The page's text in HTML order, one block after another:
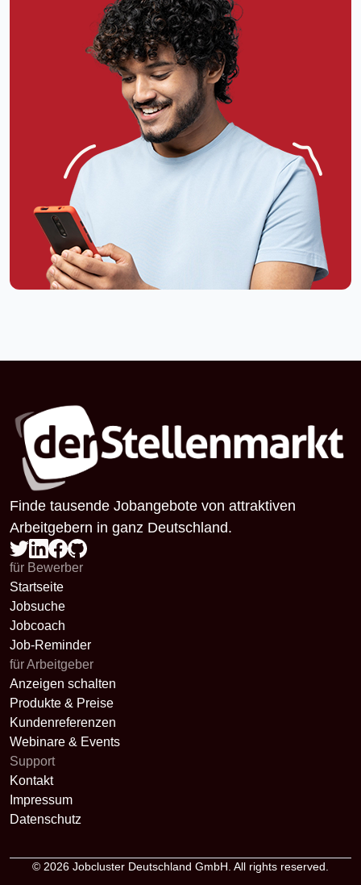
Finde tausende Jobangebote von attraktiven
Arbeitgebern in ganz Deutschland.
für Bewerber
Startseite
Jobsuche
Jobcoach
Job-Reminder
für Arbeitgeber
Anzeigen schalten
Produkte & Preise
Kundenreferenzen
Webinare & Events
Support
Kontakt
Impressum
Datenschutz
© 2026 Jobcluster Deutschland GmbH. All rights reserved.